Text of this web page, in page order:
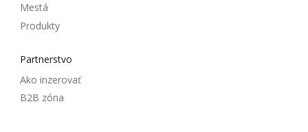
Mestá
Produkty
Partnerstvo
Ako inzerovať
B2B zóna